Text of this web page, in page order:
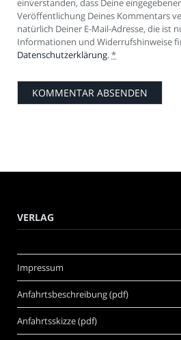
einverstanden, dass Deine
Veröffentlichung Deines Kommentars
natürlich Deiner E-Mail-Adresse, die ist
Informationen und Widerrufshinweise
Datenschutzerklärung.*
VERLAG
Impressum
Anfahrtsbeschreibung (pdf)
Anfahrtsskizze (pdf)